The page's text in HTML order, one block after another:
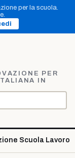
per la scuola.
PER
IN
Scuola Lavoro